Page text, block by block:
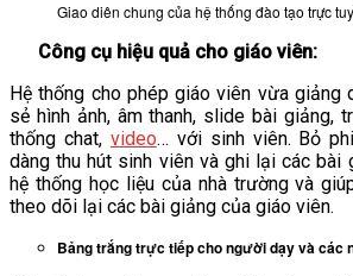
Giao diên chung của hệ thống đào tạo trực
Công cụ hiệu quả cho giáo viên:
Hệ thống cho phép giáo viên vừa giảng
sẻ hình ảnh, âm thanh, slide bài giảng,
thống chat, video… với sinh viên. Bỏ
dàng thu hút sinh viên và ghi lại các bài
hệ thống học liệu của nhà trường và
theo dõi lại các bài giảng của giáo viên.
Bảng trắng trực tiếp cho người dạy và các